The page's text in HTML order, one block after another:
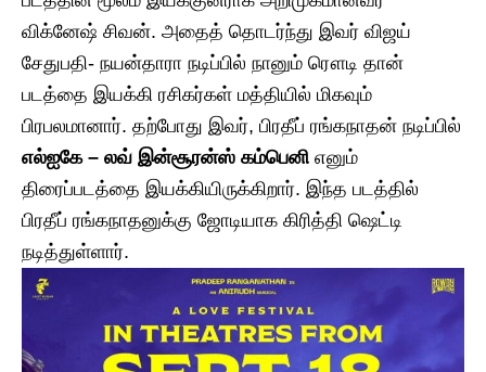
விக்னேஷ் சிவன். அதைத் தொடர்ந்து இவர் விஜய்
சேதுபதி- நயன்தாரா நடிப்பில் நானும் ரௌடி தான்
படத்தை இயக்கி ரசிகர்கள் மத்தியில் மிகவும்
பிரபலமானார். தற்போது இவர், பிரதீப் ரங்கநாதன் நடிப்பில்
எல்ஐகே – லவ் இன்சூரன்ஸ் கம்பெனி எனும்
திரைப்படத்தை இயக்கியிருக்கிறார். இந்த படத்தில்
பிரதீப் ரங்கநாதனுக்கு ஜோடியாக கிரித்தி ஷெட்டி
நடித்துள்ளார்.